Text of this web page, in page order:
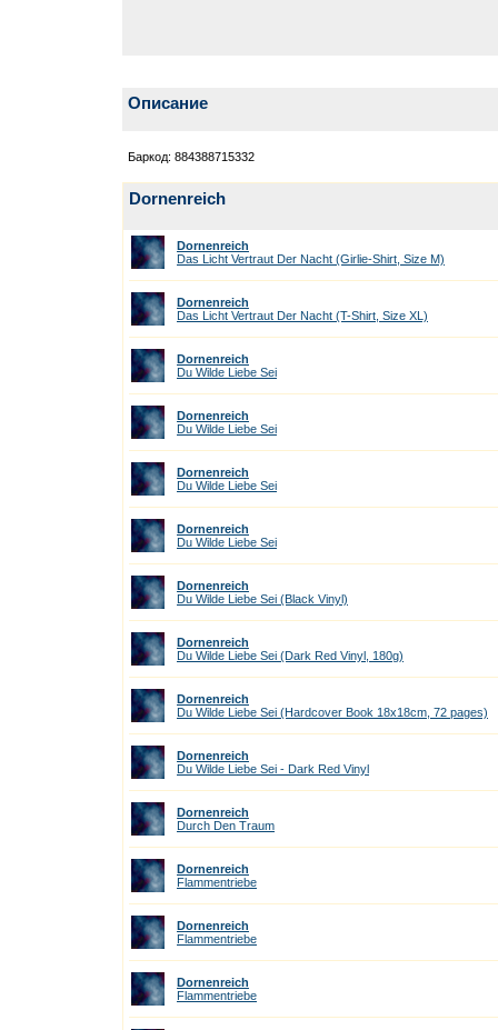
Описание
Баркод: 884388715332
Dornenreich
Dornenreich
Das Licht Vertraut Der Nacht (Girlie-Shirt, Size M)
Dornenreich
Das Licht Vertraut Der Nacht (T-Shirt, Size XL)
Dornenreich
Du Wilde Liebe Sei
Dornenreich
Du Wilde Liebe Sei
Dornenreich
Du Wilde Liebe Sei
Dornenreich
Du Wilde Liebe Sei
Dornenreich
Du Wilde Liebe Sei (Black Vinyl)
Dornenreich
Du Wilde Liebe Sei (Dark Red Vinyl, 180g)
Dornenreich
Du Wilde Liebe Sei (Hardcover Book 18x18cm, 72 pages)
Dornenreich
Du Wilde Liebe Sei - Dark Red Vinyl
Dornenreich
Durch Den Traum
Dornenreich
Flammentriebe
Dornenreich
Flammentriebe
Dornenreich
Flammentriebe